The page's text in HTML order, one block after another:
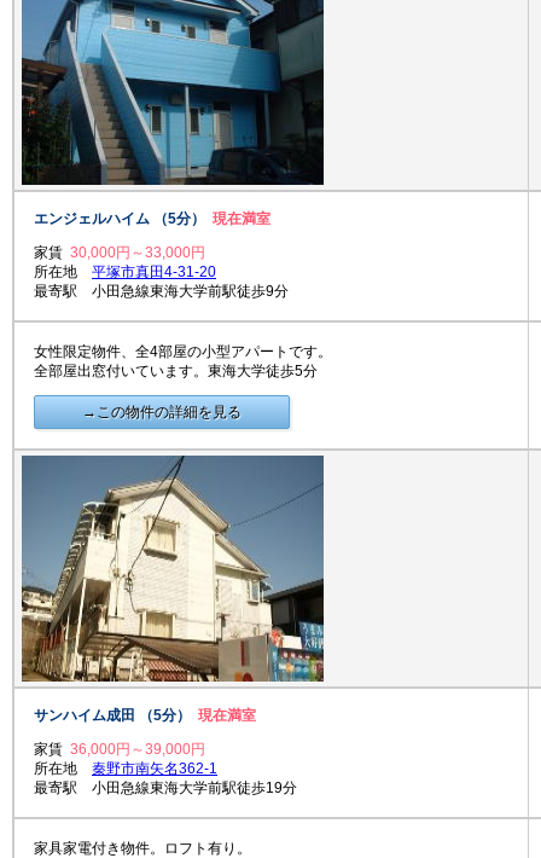
エンジェルハイム （5分） 現在満室
家賃 30,000円～33,000円
所在地 平塚市真田4-31-20
最寄駅 小田急線東海大学前駅徒歩9分
女性限定物件、全4部屋の小型アパートです。
全部屋出窓付いています。東海大学徒歩5分
→この物件の詳細を見る
サンハイム成田 （5分） 現在満室
家賃 36,000円～39,000円
所在地 秦野市南矢名362-1
最寄駅 小田急線東海大学前駅徒歩19分
家具家電付き物件。ロフト有り。